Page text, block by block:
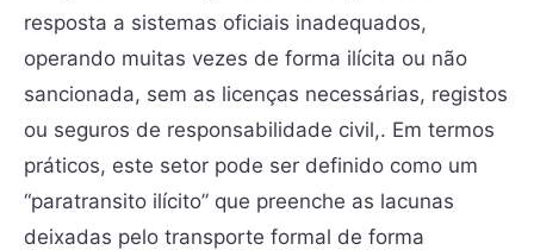
resposta a sistemas oficiais inadequados,
operando muitas vezes de forma ilícita ou não
sancionada, sem as licenças necessárias, registos
ou seguros de responsabilidade civil,. Em termos
práticos, este setor pode ser definido como um
“paratransito ilícito” que preenche as lacunas
deixadas pelo transporte formal de forma